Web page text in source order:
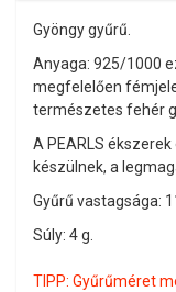
Gyöngy gyűrű.
Anyaga: 925/1000
megfelelően
természetes fehér
A PEARLS
készülnek, a
Gyűrű vastagsága:
Súly: 4 g.
TIPP: Gyűrűméret